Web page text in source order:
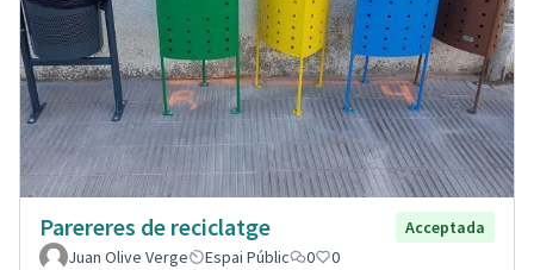
Parereres de reciclatge
Acceptada
Juan Olive Verge
Espai Públic 0 0